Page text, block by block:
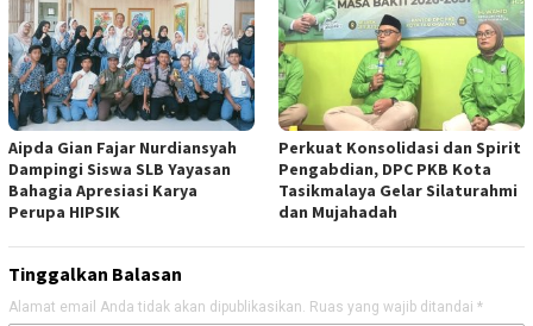
Aipda Gian Fajar Nurdiansyah
Dampingi Siswa SLB Yayasan
Bahagia Apresiasi Karya
Perupa HIPSIK
Perkuat Konsolidasi dan Spirit
Pengabdian, DPC PKB Kota
Tasikmalaya Gelar Silaturahmi
dan Mujahadah
Tinggalkan Balasan
Alamat email Anda tidak akan dipublikasikan. Ruas yang wajib ditandai *